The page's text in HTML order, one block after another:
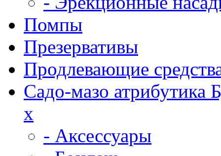
Помпы
Презервативы
Продлевающие
Садо-мазо
x
- Аксессуары